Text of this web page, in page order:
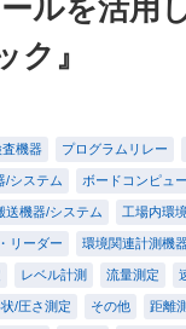
ルを活用
ク』
査機器 プログラムリレー
/システム ボードコンピュ
送機器/システム 工場内環
リーダー 環境関連計測機
レベル計測 流量測定
/圧さ測定 その他 距離